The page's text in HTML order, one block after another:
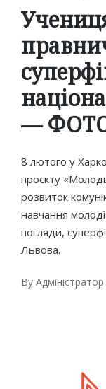
in
—
8 лютого у
проєкту
розвиток
навчання
погляди,
Львова.
Posted
By Адміністратор